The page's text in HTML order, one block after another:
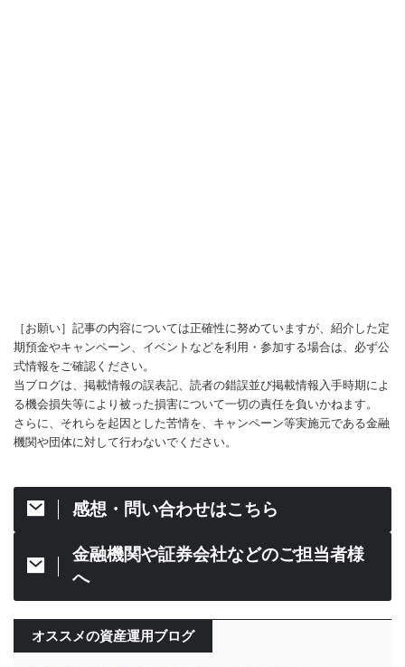
［お願い］記事の内容については正確性に努めていますが、紹介した定
期預金やキャンペーン、イベントなどを利用・参加する場合は、必ず公
式情報をご確認ください。
当ブログは、掲載情報の誤表記、読者の錯誤並び掲載情報入手時期によ
る機会損失等により被った損害について一切の責任を負いかねます。
さらに、それらを起因とした苦情を、キャンペーン等実施元である金融
機関や団体に対して行わないでください。
感想・問い合わせはこちら
金融機関や証券会社などのご担当者様
へ
オススメの資産運用ブログ